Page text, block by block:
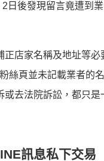
日後發現留言竟遭到
店家名稱及地址等
絲頁並未記載業者的
去法院訴訟，都只是
訊息私下交易